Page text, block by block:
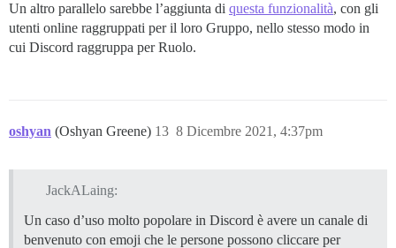
Un altro parallelo sarebbe l’aggiunta di questa funzionalità, con gli
utenti online raggruppati per il loro Gruppo, nello stesso modo in
cui Discord raggruppa per Ruolo.
oshyan (Oshyan Greene) 8 Dicembre 2021, 4:37pm
13
JackALaing:
Un caso d’uso molto popolare in Discord è avere un canale di
benvenuto con emoji che le persone possono cliccare per